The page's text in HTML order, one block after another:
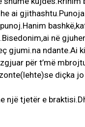
ai
në
gjumi.na ndante.Ai
për t’më
diçka
një tjetër e